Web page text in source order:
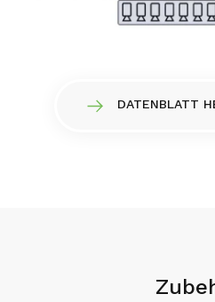
DATENBLATT